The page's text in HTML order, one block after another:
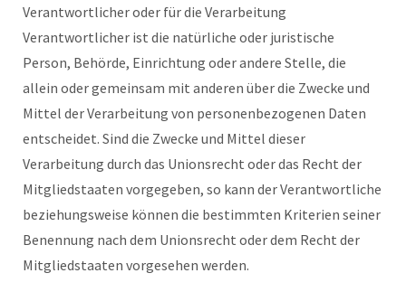
Verantwortlicher oder für die Verarbeitung
Verantwortlicher ist die natürliche oder juristische
Person, Behörde, Einrichtung oder andere Stelle, die
allein oder gemeinsam mit anderen über die Zwecke und
Mittel der Verarbeitung von personenbezogenen Daten
entscheidet. Sind die Zwecke und Mittel dieser
Verarbeitung durch das Unionsrecht oder das Recht der
Mitgliedstaaten vorgegeben, so kann der Verantwortliche
beziehungsweise können die bestimmten Kriterien seiner
Benennung nach dem Unionsrecht oder dem Recht der
Mitgliedstaaten vorgesehen werden.